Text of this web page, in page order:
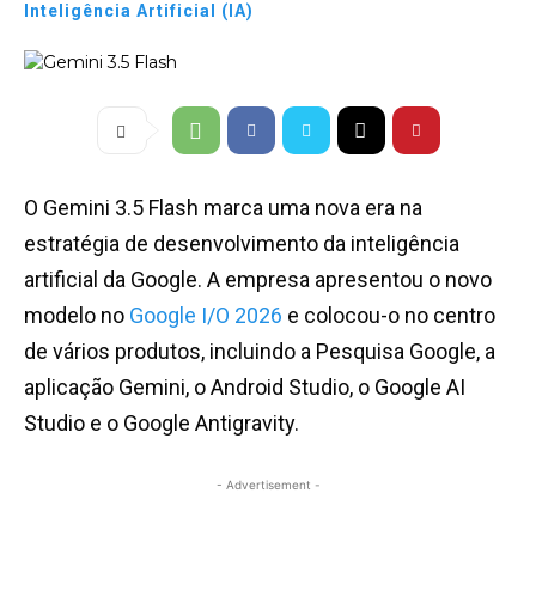
Inteligência Artificial (IA)
O Gemini 3.5 Flash marca uma nova era na
estratégia de desenvolvimento da inteligência
artificial da Google. A empresa apresentou o novo
modelo no Google I/O 2026 e colocou-o no centro
de vários produtos, incluindo a Pesquisa Google, a
aplicação Gemini, o Android Studio, o Google AI
Studio e o Google Antigravity.
- Advertisement -